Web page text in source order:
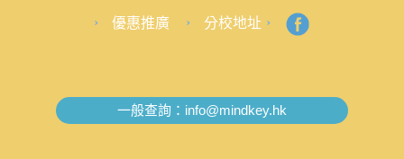
優惠推廣 分校地址
一般查詢： info@mindkey.hk